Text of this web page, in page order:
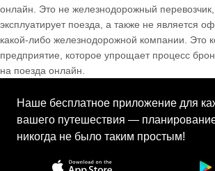
онлайн. Это не железнодорожный
эксплуатирует поезда, а также не является
какой-либо железнодорожной компании. Это
предприятие, которое упрощает процесс
на поезда онлайн.
Наше бесплатное приложение для
вашего путешествия —
никогда не было таким простым!